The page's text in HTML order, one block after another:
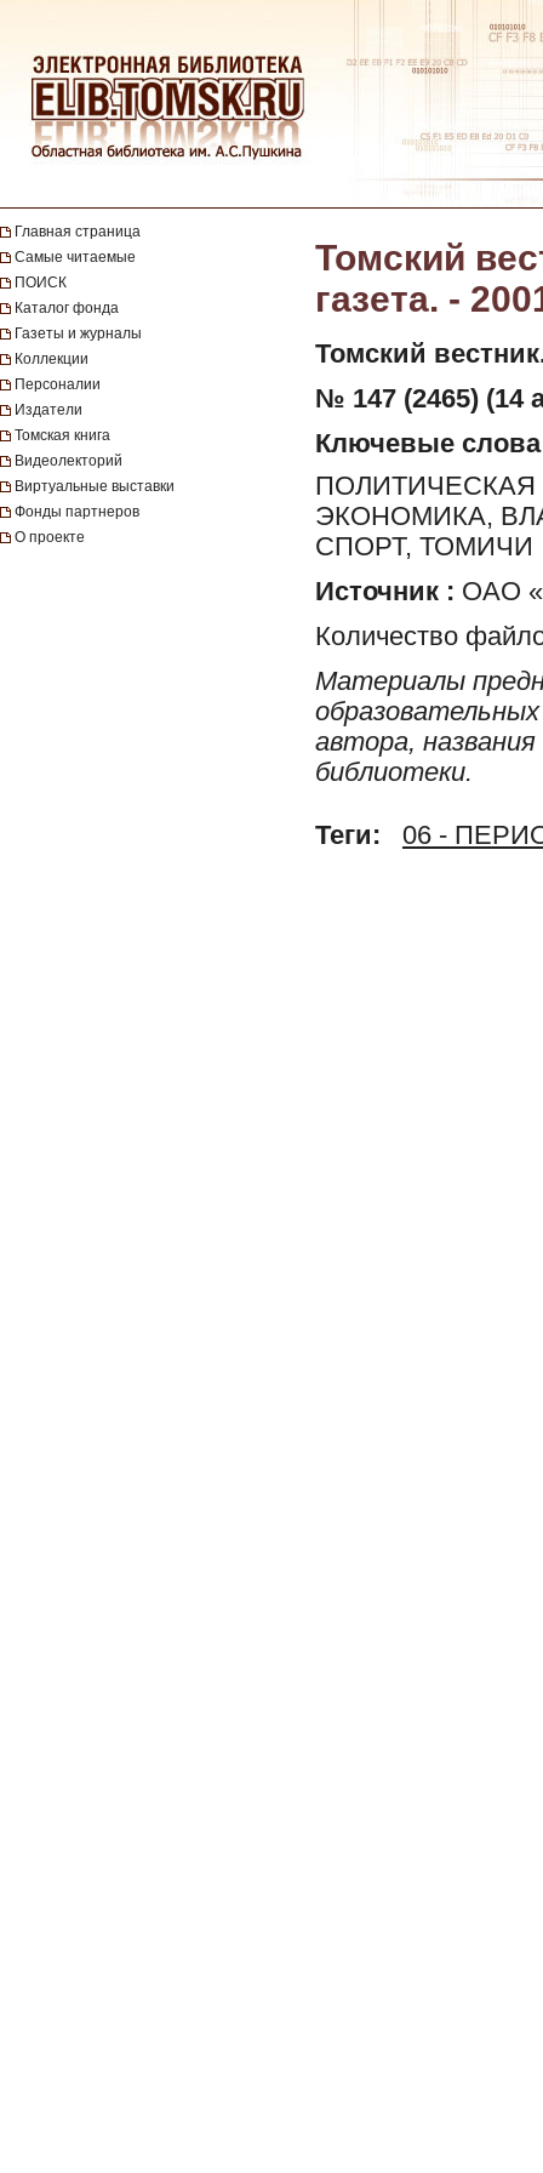
Главная страница
Самые читаемые
ПОИСК
Каталог фонда
Газеты и журналы
Коллекции
Персоналии
Издатели
Томская книга
Видеолекторий
Виртуальные выставки
Фонды партнеров
О проекте
Томский
газета. -
Томский
№ 147 (2465) (14
Ключевые слова
ЭКОНОМИКА,
СПОРТ, ТОМИЧИ
Источник : ОАО
Количество
Материалы
автора,
библиотеки.
Теги: 06 -